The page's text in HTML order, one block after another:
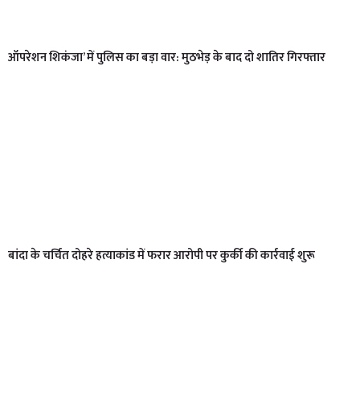
ऑपरेशन शिकंजा’ में पुलिस का बड़ा वार: मुठभेड़ के बाद दो शातिर गिरफ्तार
बांदा के चर्चित दोहरे हत्याकांड में फरार आरोपी पर कुर्की की कार्रवाई शुरू